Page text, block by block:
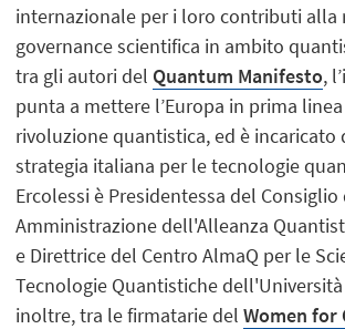
internazionale per i loro contributi alla
governance scientifica in ambito
tra gli autori del Quantum Manifesto,
punta a mettere l’Europa in prima
rivoluzione quantistica, ed è incaricato
strategia italiana per le tecnologie
Ercolessi è Presidentessa del Consiglio
Amministrazione dell'Alleanza
e Direttrice del Centro AlmaQ per le
Tecnologie Quantistiche
inoltre, tra le firmatarie delWomen for